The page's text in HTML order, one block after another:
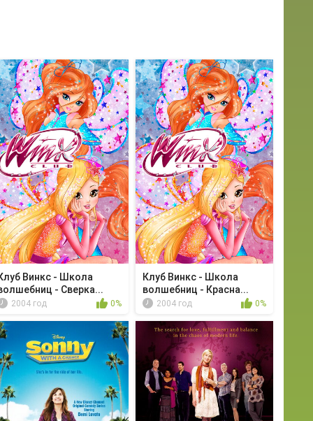
Винкс - Школа
- Сверка...
2004 год 0%
Клуб Винкс - Школа
волшебниц - Красна...
2004 год 0%